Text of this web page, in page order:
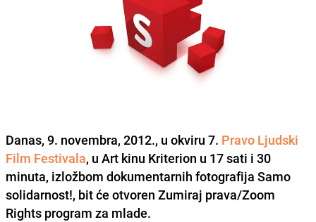
Danas, 9. novembra, 2012., u okviru 7. Pravo Ljudski
Film Festivala, u Art kinu Kriterion u 17 sati i 30
minuta, izložbom dokumentarnih fotografija Samo
solidarnost!, bit će otvoren Zumiraj prava/Zoom
Rights program za mlade.